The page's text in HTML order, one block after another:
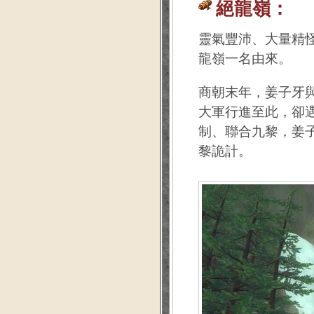
絕龍嶺：
靈氣豐沛、大量精
龍嶺一名由來。
商朝末年，姜子牙
大軍行進至此，卻
制、聯合九黎，姜
黎詭計。